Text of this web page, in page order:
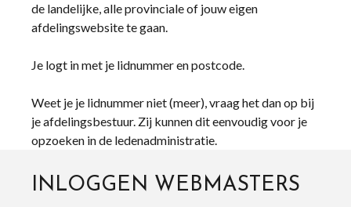
de landelijke, alle provinciale of jouw eigen
afdelingswebsite te gaan.
Je logt in met je lidnummer en postcode.
Weet je je lidnummer niet (meer), vraag het dan op bij
je afdelingsbestuur. Zij kunnen dit eenvoudig voor je
opzoeken in de ledenadministratie.
INLOGGEN WEBMASTERS